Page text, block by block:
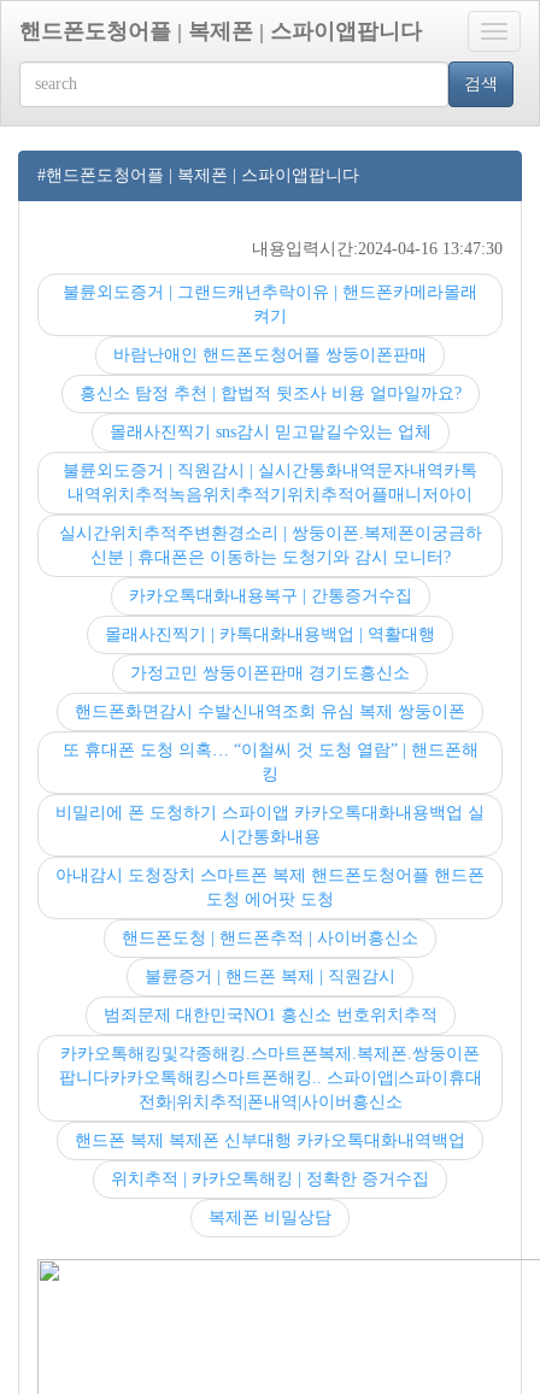
Toggle
핸드폰도청어플 | 복제폰 | 스파이앱팝니다
검색
#핸드폰도청어플 | 복제폰 | 스파이앱팝니다
내용입력시간:2024-04-16 13:47:30
불륜외도증거 | 그랜드캐년추락이유 | 핸드폰카메라몰래
켜기
바람난애인 핸드폰도청어플 쌍둥이폰판매
흥신소 탐정 추천 | 합법적 뒷조사 비용 얼마일까요?
몰래사진찍기 sns감시 믿고맡길수있는 업체
불륜외도증거 | 직원감시 | 실시간통화내역문자내역카톡
내역위치추적녹음위치추적기위치추적어플매니저아이
실시간위치추적주변환경소리 | 쌍둥이폰.복제폰이궁금하
신분 | 휴대폰은 이동하는 도청기와 감시 모니터?
카카오톡대화내용복구 | 간통증거수집
몰래사진찍기 | 카톡대화내용백업 | 역활대행
가정고민 쌍둥이폰판매 경기도흥신소
핸드폰화면감시 수발신내역조회 유심 복제 쌍둥이폰
또 휴대폰 도청 의혹… “이철씨 것 도청 열람” | 핸드폰해
킹
비밀리에 폰 도청하기 스파이앱 카카오톡대화내용백업 실
시간통화내용
아내감시 도청장치 스마트폰 복제 핸드폰도청어플 핸드폰
도청 에어팟 도청
핸드폰도청 | 핸드폰추적 | 사이버흥신소
불륜증거 | 핸드폰 복제 | 직원감시
범죄문제 대한민국NO1 흥신소 번호위치추적
카카오톡해킹및각종해킹.스마트폰복제.복제폰.쌍둥이폰
팝니다카카오톡해킹스마트폰해킹.. 스파이앱|스파이휴대
전화|위치추적|폰내역|사이버흥신소
핸드폰 복제 복제폰 신부대행 카카오톡대화내역백업
위치추적 | 카카오톡해킹 | 정확한 증거수집
복제폰 비밀상담